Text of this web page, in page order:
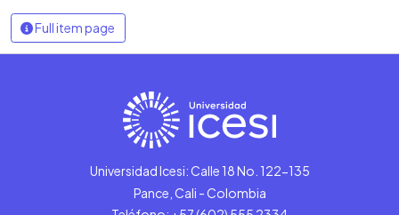
Full item page
Universidad Icesi: Calle 18 No. 122-135
Pance, Cali - Colombia